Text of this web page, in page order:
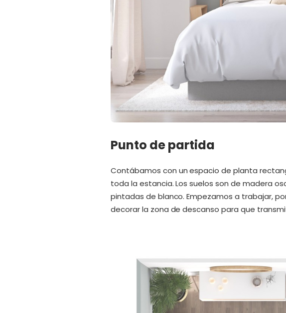
Punto de partida
Contábamos con un espacio de planta
toda la estancia. Los suelos son de madera
pintadas de blanco. Empezamos a trabajar,
decorar la zona de descanso para que